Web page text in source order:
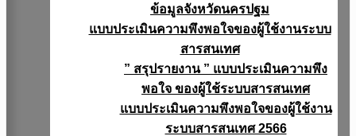
ข้อมูลจังหวัดนครปฐม
แบบประเมินความพึงพอใจของผู้ใช้งานระบบ
สารสนเทศ
” สรุปรายงาน ” แบบประเมินความพึง
พอใจ ของผู้ใช้ระบบสารสนเทศ
แบบประเมินความพึงพอใจของผู้ใช้งาน
ระบบสารสนเทศ 2566